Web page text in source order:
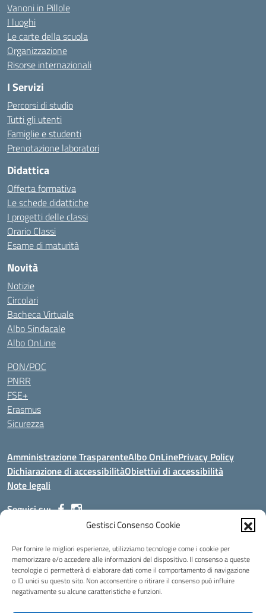
Gestisci Consenso Cookie
Per fornire le migliori esperienze, utilizziamo tecnologie come i cookie per
memorizzare e/o accedere alle informazioni del dispositivo. Il consenso a queste
tecnologie ci permetterà di elaborare dati come il comportamento di navigazione
o ID unici su questo sito. Non acconsentire o ritirare il consenso può influire
negativamente su alcune caratteristiche e funzioni.
Vanoni in Pillole
I luoghi
Le carte della scuola
Organizzazione
Risorse internazionali
I Servizi
Percorsi di studio
Tutti gli utenti
Famiglie e studenti
Prenotazione laboratori
Didattica
Offerta formativa
Le schede didattiche
I progetti delle classi
Orario Classi
Esame di maturità
Novità
Notizie
Circolari
Bacheca Virtuale
Albo Sindacale
Albo OnLine
PON/POC
PNRR
FSE+
Erasmus
Sicurezza
Amministrazione TrasparenteAlbo OnLinePrivacy Policy
Dichiarazione di accessibilitàObiettivi di accessibilità
Note legali
Seguici su:
Indirizzo:Via Malagrida, 3 - 22017 Menaggio (CO)
Centralino:+39 0344.32.539 Email:cois00100g@istruzione.it
Posta elettronica certificata (PEC):cois00100g@pec.istruzione.it
Codice fiscale: 84004690131